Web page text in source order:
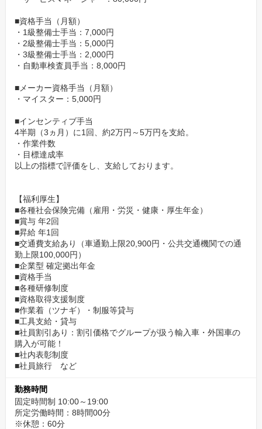
■資格手当（月額）
・1級整備士手当：7,000円
・2級整備士手当：5,000円
・3級整備士手当：2,000円
・自動車検査員手当：8,000円
■メーカー資格手当（月額）
・マイスター：5,000円
■インセンティブ手当
4半期（3ヵ月）に1回、約2万円～5万円を支給。
・作業件数
・目標達成率
以上の指標で評価をし、支給しております。
【福利厚生】
■各種社会保険完備（雇用・労災・健康・厚生年金）
■賞与 年2回
■昇給 年1回
■交通費支給あり（車通勤上限20,900円・公共交通機関での通
勤上限100,000円）
■企業型 確定拠出年金
■資格手当
■各種研修制度
■資格取得支援制度
■作業着（ツナギ）・制服等貸与
■工具支給・貸与
■社員割引あり：割引価格でグループが扱う輸入車・外国車の
購入が可能！
■社内表彰制度
■社員旅行 など
勤務時間
固定時間制 10:00～19:00
所定労働時間：8時間00分
※休憩：60分